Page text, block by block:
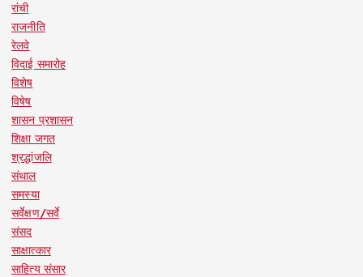
रांची
राजनीति
रेलवे
विदाई समारोह
विशेष
विषेष
शासन प्रशासन
शिक्षा जगत
श्रद्धांजलि
संथाल
समस्या
सर्वेक्षण/सर्वे
संसद
साक्षात्कार
साहित्य संसार